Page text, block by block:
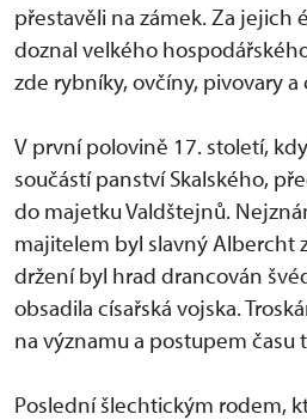
přestavěli na zámek. Za jejich
doznal velkého
zde rybníky, ovčíny, pivovary
V první polovině 17. století,
součástí panství Skalského,
do majetku Valdštejnů.
majitelem byl slavný Albercht
držení byl hrad drancován
obsadila císařská vojska.
na významu a postupem
Poslední šlechtickým rodem,